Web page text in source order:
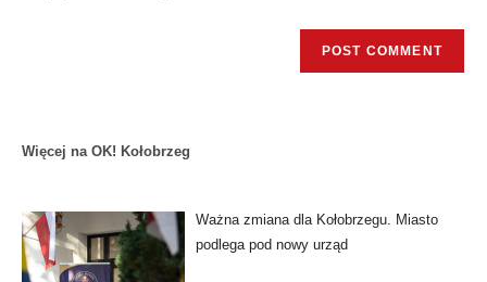
Więcej na OK! Kołobrzeg
Ważna zmiana dla Kołobrzegu. Miasto
podlega pod nowy urząd